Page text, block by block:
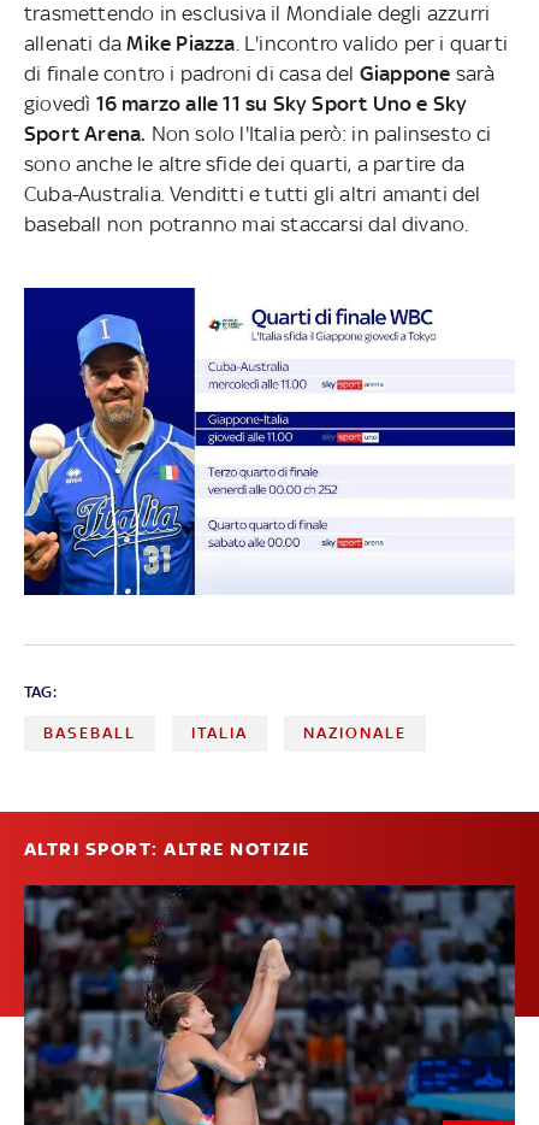
trasmettendo in esclusiva il Mondiale degli azzurri
allenati daMike Piazza. L'incontro valido per i quarti
di finale contro i padroni di casa del Giappone sarà
giovedì 16 marzo alle 11 su Sky Sport Uno e Sky
Sport Arena. Non solo l'Italia però: in palinsesto ci
sono anche le altre sfide dei quarti, a partire da
Cuba-Australia. Venditti e tutti gli altri amanti del
baseball non potranno mai staccarsi dal divano.
TAG:
BASEBALL ITALIA NAZIONALE
ALTRI SPORT: ALTRE NOTIZIE